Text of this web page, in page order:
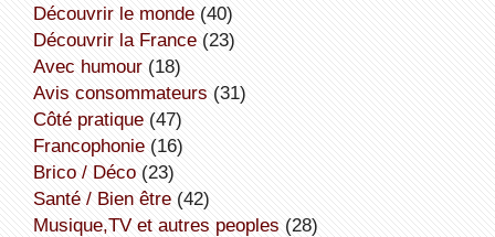
découvrir le monde(40)
découvrir la France(23)
avec humour(18)
avis consommateurs (31)
côté pratique(47)
Francophonie(16)
Brico / Déco(23)
Santé / Bien être(42)
Musique,TV et autres peoples (28)